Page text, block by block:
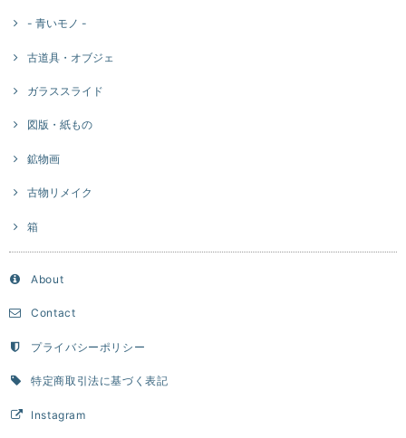
- 青いモノ -
古道具・オブジェ
ガラススライド
図版・紙もの
鉱物画
古物リメイク
箱
About
Contact
プライバシーポリシー
特定商取引法に基づく表記
Instagram